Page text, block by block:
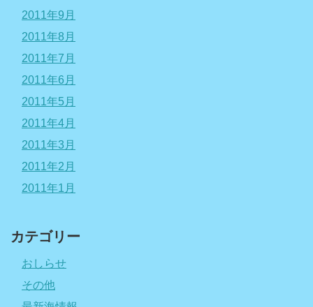
2011年9月
2011年8月
2011年7月
2011年6月
2011年5月
2011年4月
2011年3月
2011年2月
2011年1月
カテゴリー
おしらせ
その他